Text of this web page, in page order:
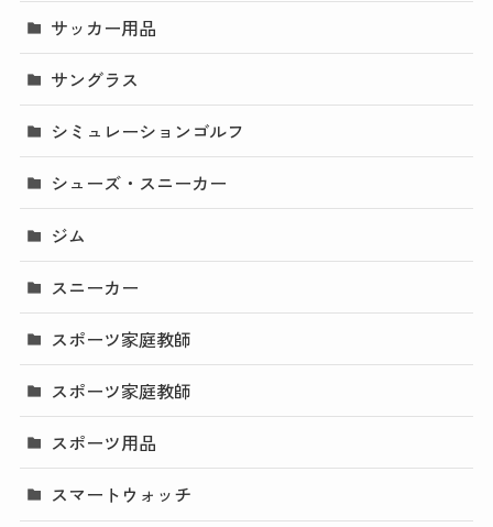
サッカー用品
サングラス
シミュレーションゴルフ
シューズ・スニーカー
ジム
スニーカー
スポーツ家庭教師
スポーツ家庭教師
スポーツ用品
スマートウォッチ